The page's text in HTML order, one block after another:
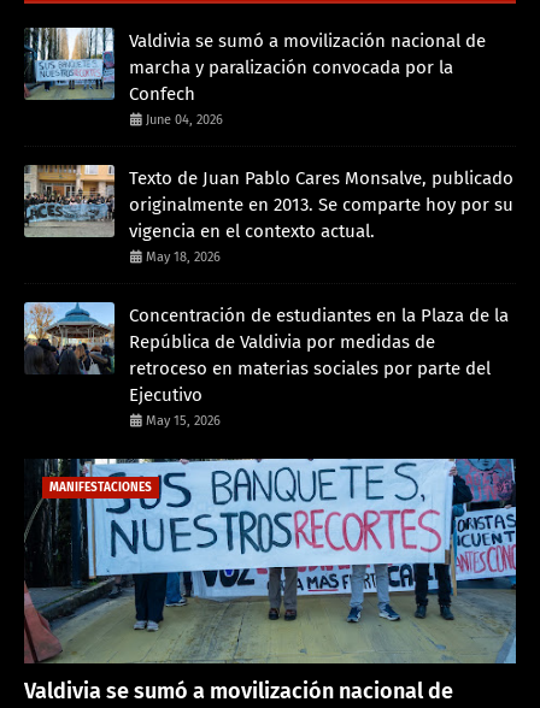
Valdivia se sumó a movilización nacional de
marcha y paralización convocada por la
Confech
June 04, 2026
Texto de Juan Pablo Cares Monsalve, publicado
originalmente en 2013. Se comparte hoy por su
vigencia en el contexto actual.
May 18, 2026
Concentración de estudiantes en la Plaza de la
República de Valdivia por medidas de
retroceso en materias sociales por parte del
Ejecutivo
May 15, 2026
MANIFESTACIONES
Valdivia se sumó a movilización nacional de